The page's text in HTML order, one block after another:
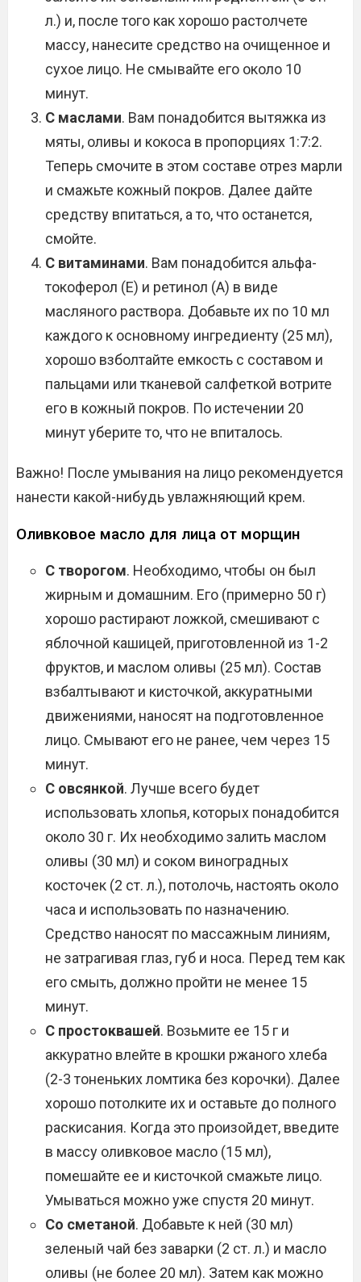
л.) и, после того как хорошо растолчете
массу, нанесите средство на очищенное и
сухое лицо. Не смывайте его около 10
минут.
С маслами. Вам понадобится вытяжка из
мяты, оливы и кокоса в пропорциях 1:7:2.
Теперь смочите в этом составе отрез марли
и смажьте кожный покров. Далее дайте
средству впитаться, а то, что останется,
смойте.
С витаминами. Вам понадобится альфа-
токоферол (Е) и ретинол (А) в виде
масляного раствора. Добавьте их по 10 мл
каждого к основному ингредиенту (25 мл),
хорошо взболтайте емкость с составом и
пальцами или тканевой салфеткой вотрите
его в кожный покров. По истечении 20
минут уберите то, что не впиталось.
Важно! После умывания на лицо рекомендуется
нанести какой-нибудь увлажняющий крем.
Оливковое масло для лица от морщин
С творогом. Необходимо, чтобы он был
жирным и домашним. Его (примерно 50 г)
хорошо растирают ложкой, смешивают с
яблочной кашицей, приготовленной из 1-2
фруктов, и маслом оливы (25 мл). Состав
взбалтывают и кисточкой, аккуратными
движениями, наносят на подготовленное
лицо. Смывают его не ранее, чем через 15
минут.
С овсянкой. Лучше всего будет
использовать хлопья, которых понадобится
около 30 г. Их необходимо залить маслом
оливы (30 мл) и соком виноградных
косточек (2 ст. л.), потолочь, настоять около
часа и использовать по назначению.
Средство наносят по массажным линиям,
не затрагивая глаз, губ и носа. Перед тем как
его смыть, должно пройти не менее 15
минут.
С простоквашей. Возьмите ее 15 г и
аккуратно влейте в крошки ржаного хлеба
(2-3 тоненьких ломтика без корочки). Далее
хорошо потолките их и оставьте до полного
раскисания. Когда это произойдет, введите
в массу оливковое масло (15 мл),
помешайте ее и кисточкой смажьте лицо.
Умываться можно уже спустя 20 минут.
Со сметаной. Добавьте к ней (30 мл)
зеленый чай без заварки (2 ст. л.) и масло
оливы (не более 20 мл). Затем как можно